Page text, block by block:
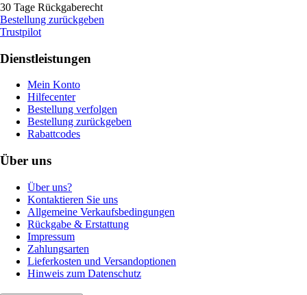
30 Tage Rückgaberecht
Bestellung zurückgeben
Trustpilot
Dienstleistungen
Mein Konto
Hilfecenter
Bestellung verfolgen
Bestellung zurückgeben
Rabattcodes
Über uns
Über uns?
Kontaktieren Sie uns
Allgemeine Verkaufsbedingungen
Rückgabe & Erstattung
Impressum
Zahlungsarten
Lieferkosten und Versandoptionen
Hinweis zum Datenschutz